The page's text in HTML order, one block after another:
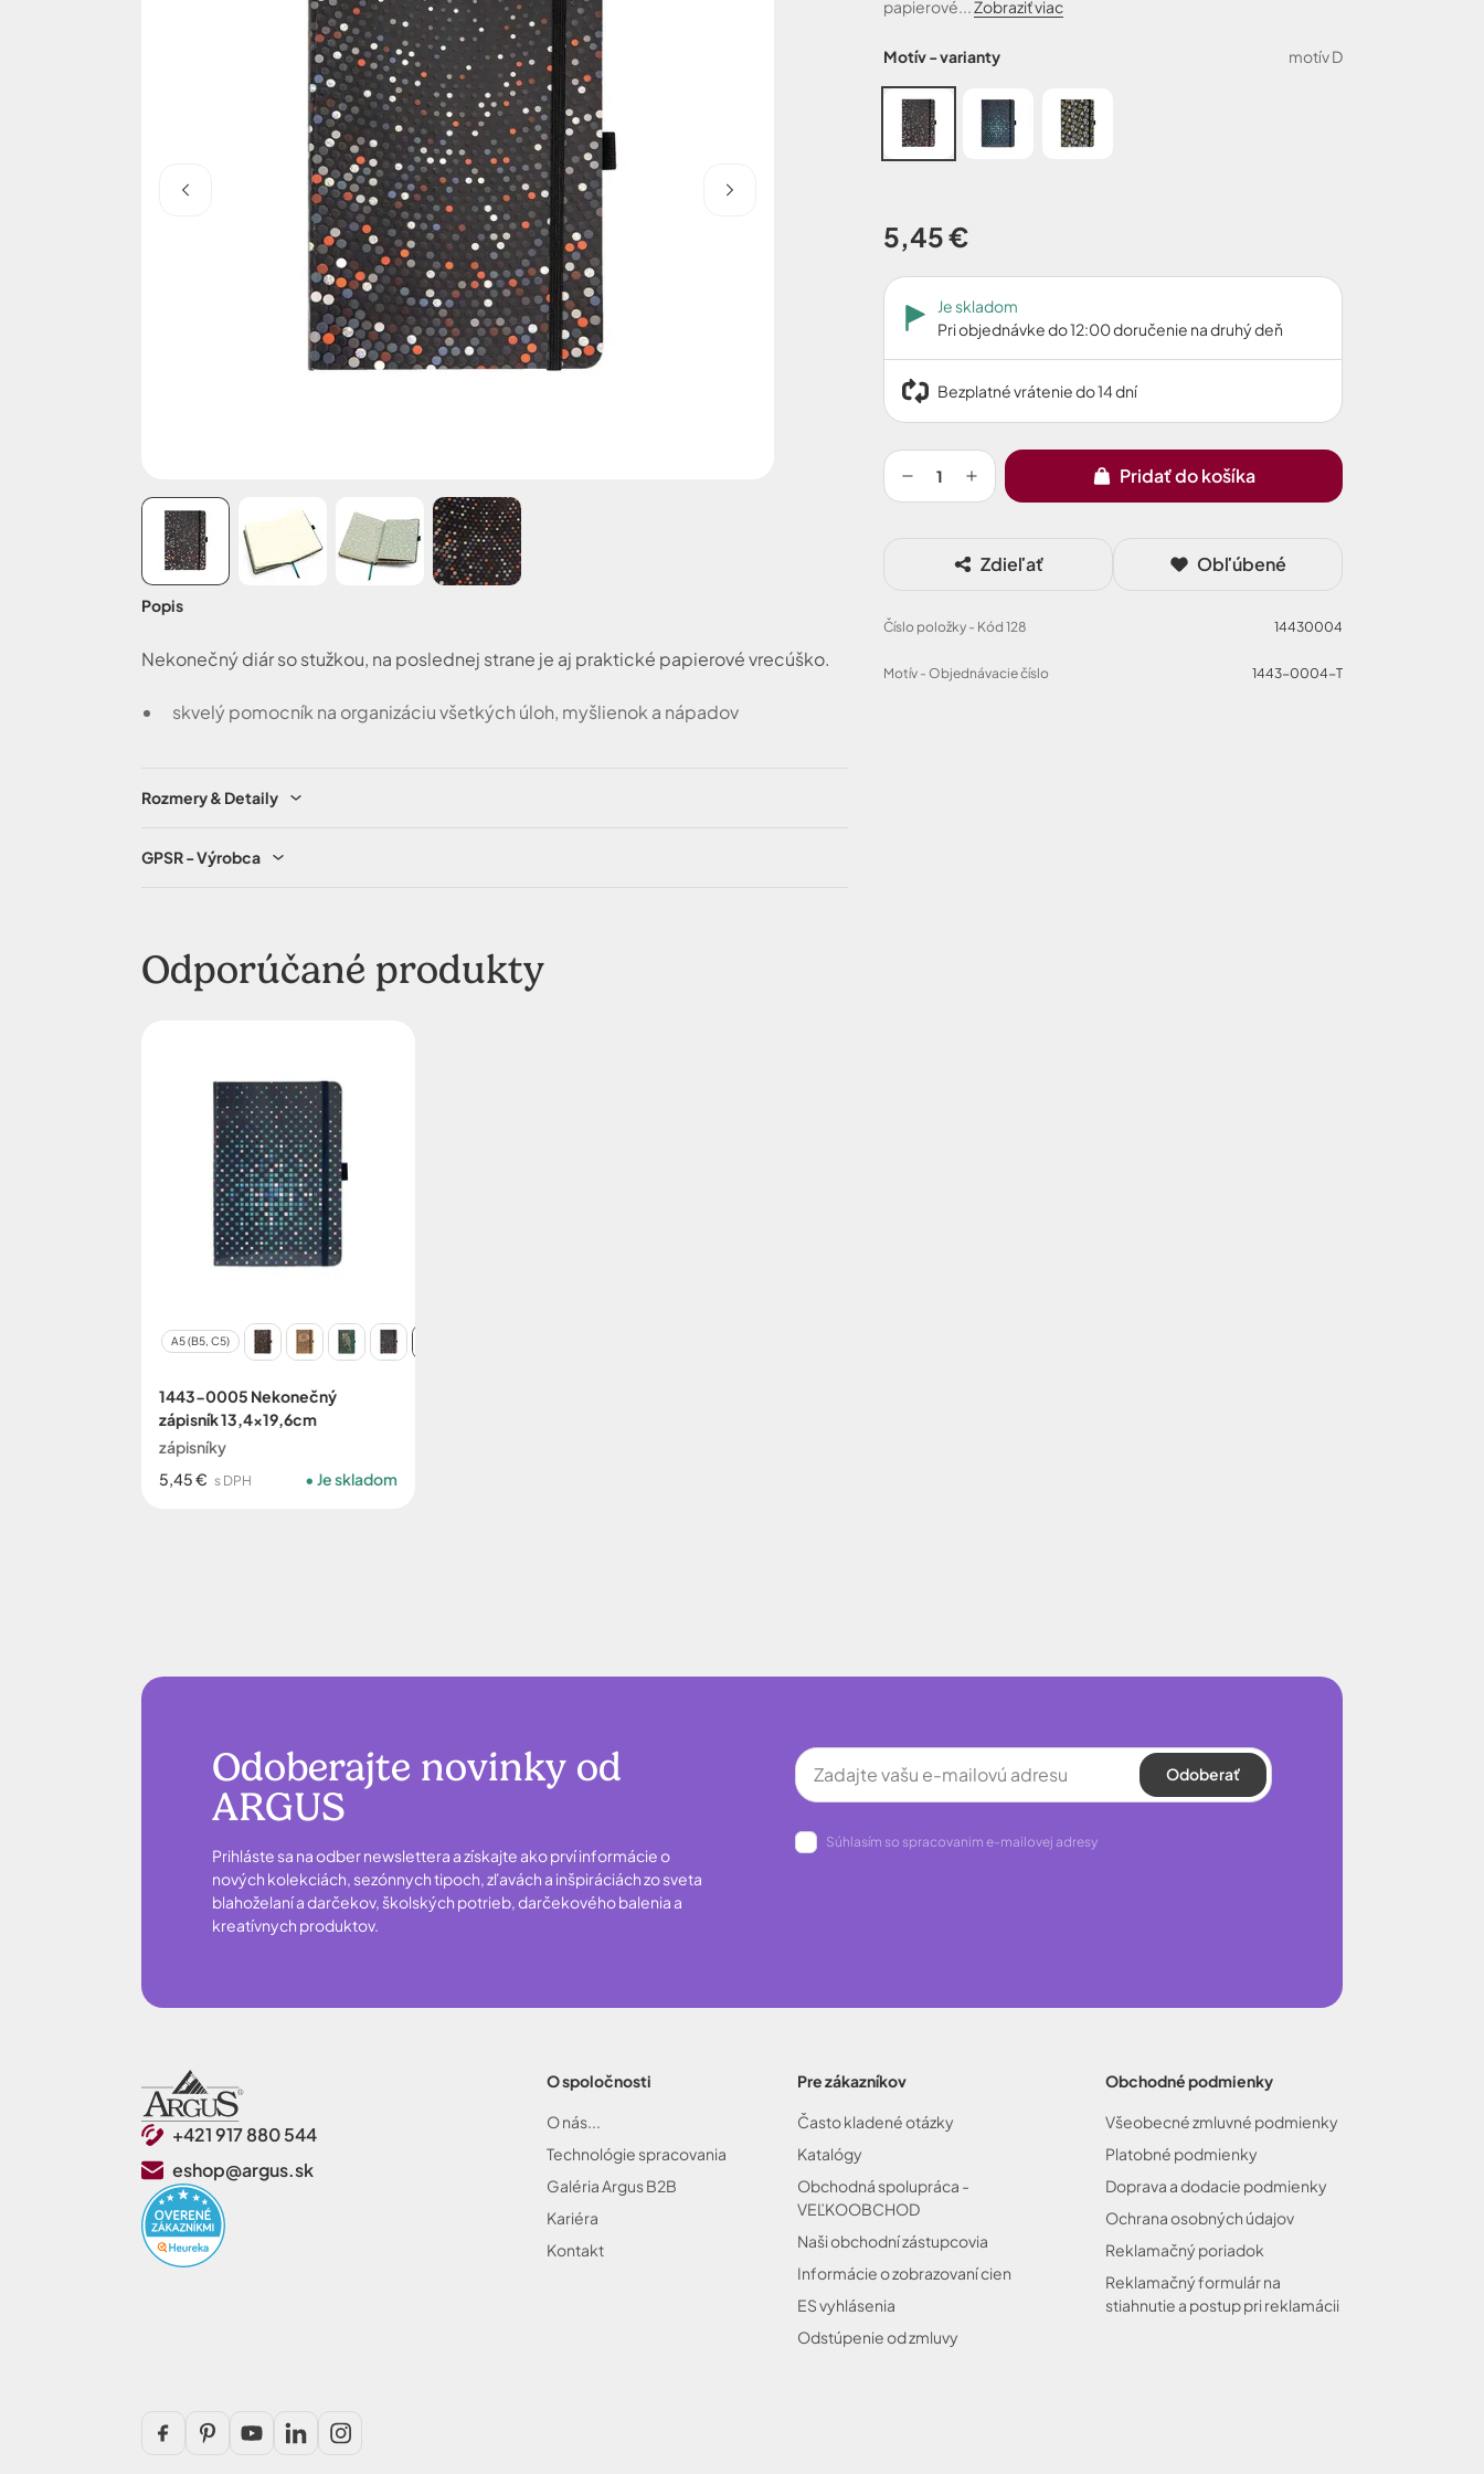
Popis
Nekonečný diár so stužkou, na poslednej strane je aj praktické papierové vrecúško.
skvelý pomocník na organizáciu všetkých úloh, myšlienok a nápadov
Rozmery & Detaily
GPSR - Výrobca
papierové...Zobraziť viac
Motív - varianty motív D
5,45 €
Je skladom
Pri objednávke do 12:00 doručenie na druhý deň
Bezplatné vrátenie do 14 dní
Pridať do košíka
Zdieľať Obľúbené
Číslo položky - Kód 128 14430004
Motív - Objednávacie číslo 1443-0004-T
Odporúčané produkty
A5 (B5, C5)
1443-0005 Nekonečný
zápisník 13,4x19,6cm
zápisníky
5,45 € s DPH Je skladom
Odoberajte novinky od
ARGUS
Prihláste sa na odber newslettera a získajte ako prví informácie o
nových kolekciách, sezónnych tipoch, zľavách a inšpiráciách zo sveta
blahoželaní a darčekov, školských potrieb, darčekového balenia a
kreatívnych produktov.
Odoberať
Súhlasím so spracovanim e-mailovej adresy
+421 917 880 544
eshop@argus.sk
O spoločnosti
O nás...
Technológie spracovania
Galéria Argus B2B
Kariéra
Kontakt
Pre zákazníkov
Často kladené otázky
Katalógy
Obchodná spolupráca -
VEĽKOOBCHOD
Naši obchodní zástupcovia
Informácie o zobrazovaní cien
ES vyhlásenia
Odstúpenie od zmluvy
Obchodné podmienky
Všeobecné zmluvné podmienky
Platobné podmienky
Doprava a dodacie podmienky
Ochrana osobných údajov
Reklamačný poriadok
Reklamačný formulár na
stiahnutie a postup pri reklamácii